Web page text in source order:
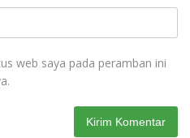
web saya pada peramban ini